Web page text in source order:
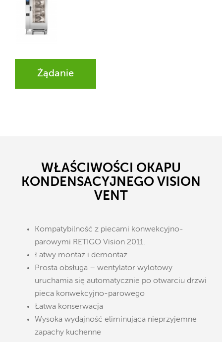
Żądanie
WŁAŚCIWOŚCI OKAPU
KONDENSACYJNEGO VISION
VENT
Kompatybilność z piecami konwekcyjno-
parowymi RETIGO Vision 2011.
Łatwy montaż i demontaż
Prosta obsługa – wentylator wylotowy
uruchamia się automatycznie po otwarciu drzwi
pieca konwekcyjno-parowego
Łatwa konserwacja
Wysoka wydajność eliminująca nieprzyjemne
zapachy kuchenne